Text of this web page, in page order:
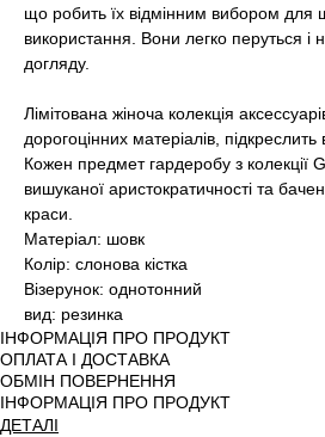
що робить їх відмінним вибором для
використання. Вони легко перуться і
догляду.
Лімітована жіноча колекція
дорогоцінних матеріалів,
Кожен предмет гардеробу з колекції
вишуканої аристократичності та
краси.
Матеріал: шовк
Колір: слонова кістка
Візерунок: однотонний
вид: резинка
ІНФОРМАЦІЯ ПРО ПРОДУКТ
ОПЛАТА І ДОСТАВКА
ОБМІН ПОВЕРНЕННЯ
ІНФОРМАЦІЯ ПРО ПРОДУКТ
ДЕТАЛІ